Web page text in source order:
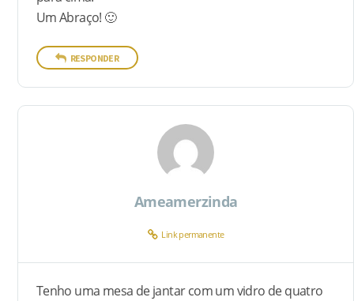
Um Abraço! 🙂
RESPONDER
Ameamerzinda
Link permanente
Tenho uma mesa de jantar com um vidro de quatro